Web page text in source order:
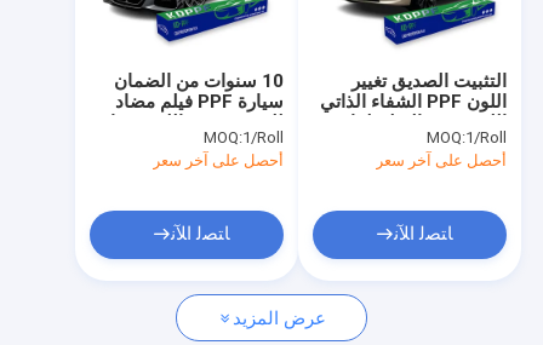
10 سنوات من الضمان
سيارة PPF فيلم مضاد
لف فيلم
MOQ:1/Roll
أحصل على آخر سعر
ﺎﺘﺼﻟ ﺍﻶﻧ
التثبيت الصديق تغيير
اللون PPF الشفاء الذاتي
الفينيل مضاد للخدش
MOQ:1/Roll
أحصل على آخر سعر
ﺎﺘﺼﻟ ﺍﻶﻧ
عرض المزيد